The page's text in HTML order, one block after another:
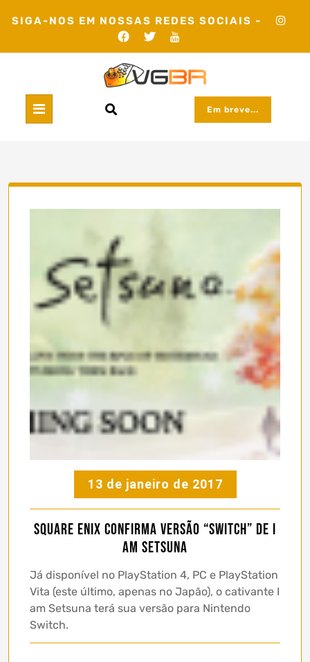
SIGA-NOS EM NOSSAS REDES SOCIAIS -
Em breve...
13 de janeiro de 2017
Square Enix confirma versão “Switch” de I
am Setsuna
Já disponível no PlayStation 4, PC e PlayStation
Vita (este último, apenas no Japão), o cativante I
am Setsuna terá sua versão para Nintendo
Switch.